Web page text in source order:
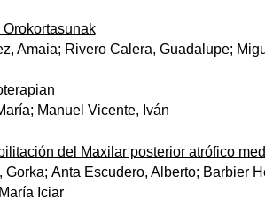
Amaia; Rivero Calera, Guadalupe;
Manuel Vicente, Iván
del Maxilar posterior atrófico
Gorka; Anta Escudero, Alberto; Barbier
Iciar